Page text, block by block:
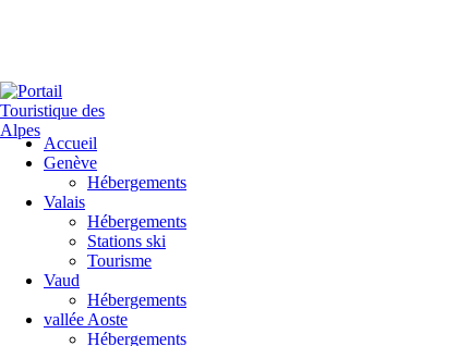
Accueil
Genève
Hébergements
Valais
Hébergements
Stations ski
Tourisme
Vaud
Hébergements
vallée Aoste
Hébergements